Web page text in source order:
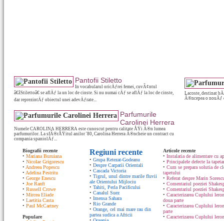
Pantofii Stiletto
In vocabularul oricÄƒrei femei, cuvÃ¢ntul
â€žStilettoâ€ se aflÄƒ la un loc de cinste. Si nu numai cÄƒ se aflÄƒ la loc de cinste,
dar reprezintÄƒ obiectul unei adevÄƒrate...
Lacoste, destinat
Ã®ncepea o nouÄƒ
Parfumurile
Carolinei Herrera
Numele CAROLINA HERRERA este cunoscut pentru calitate ÅŸi Ã®n lumea
parfumurilor. La sfÃ®rÅŸitul anilor '80, Carolina Herrera Ã®ncheie un contract cu
compania spaniolÄƒ...
Biografii recente
• Mariana Buruiana
• Nicolae Grigorescu
• Andreea Popescu
• Adelina Pestritu
• George Enescu
• Joe Ranft
• Russell Crowe
• Mircea Eliade
• Laetitia Casta
• Paul McCartney
Populare
Regiuni recente
• Grupa Retezat-Godeanu
• Despre Carpatii Orientali
• Cascada Victoria
• Tigrul, unul dintre marile fluvii
ale Orientului Mijlociu
• Tahiti, Perla Pacificului
• Canalul Suez
• Imensa Sahara
• Rio Grande
• Orange, cel mai mare rau din
partea sudica a Africii
Articole recente
• Instalatia de alimentare cu
• Principalele defecte la
• Cum se prepara solutia de
tapetului
• Referat despre Marin
• Comentariul poeziei
• Comentariul poeziei
• Caracterizarea Cuplului
doua parte
• Caracterizarea Cuplului
parte
• Caracterizarea Cuplului